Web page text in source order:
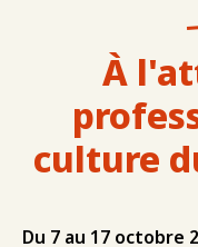
À
culture
Du 7 au 17 octobre